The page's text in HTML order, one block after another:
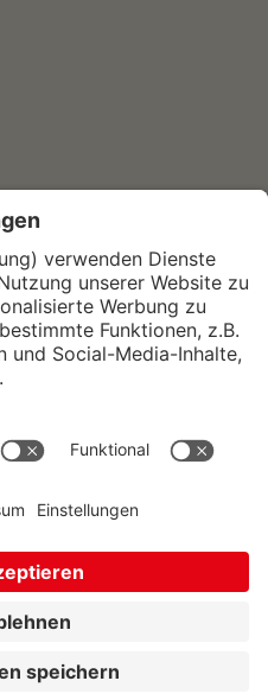
Institut
und